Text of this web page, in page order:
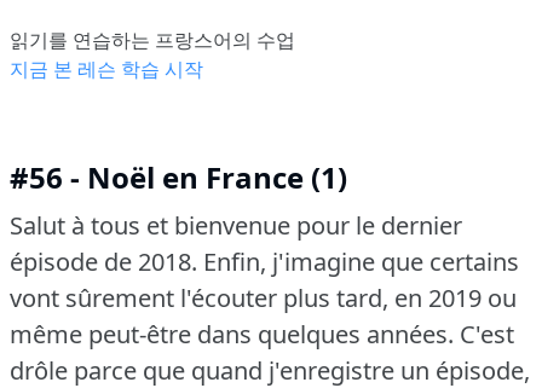
읽기를 연습하는 프랑스어의 수업
지금 본 레슨 학습 시작
#56 - Noël en France (1)
Salut à tous et bienvenue pour le dernier
épisode de 2018. Enfin, j'imagine que certains
vont sûrement l'écouter plus tard, en 2019 ou
même peut-être dans quelques années. C'est
drôle parce que quand j'enregistre un épisode,